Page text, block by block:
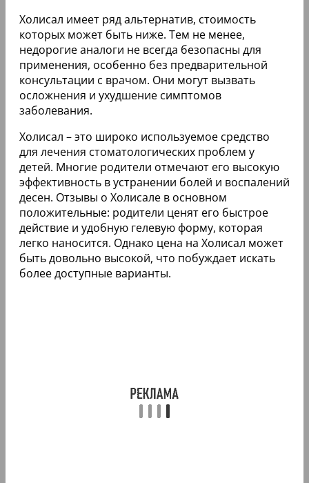
Холисал имеет ряд альтернатив, стоимость
которых может быть ниже. Тем не менее,
недорогие аналоги не всегда безопасны для
применения, особенно без предварительной
консультации с врачом. Они могут вызвать
осложнения и ухудшение симптомов
заболевания.
Холисал – это широко используемое средство
для лечения стоматологических проблем у
детей. Многие родители отмечают его высокую
эффективность в устранении болей и воспалений
десен. Отзывы о Холисале в основном
положительные: родители ценят его быстрое
действие и удобную гелевую форму, которая
легко наносится. Однако цена на Холисал может
быть довольно высокой, что побуждает искать
более доступные варианты.